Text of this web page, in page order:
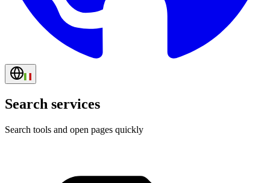
Search services
Search tools and open pages quickly